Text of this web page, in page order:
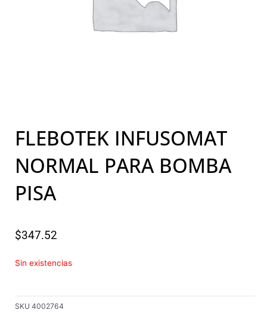
FLEBOTEK INFUSOMAT
NORMAL PARA BOMBA
PISA
$347.52
Sin existencias
SKU 4002764